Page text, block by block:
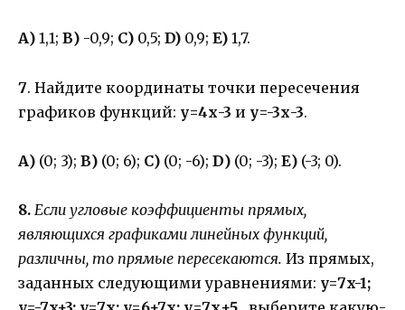
А) 1,1; В) -0,9; С) 0,5; D) 0,9; E) 1,7.
7. Найдите координаты точки пересечения
графиков функций: у=4х-3 и у=-3х-3.
А) (0; 3); B) (0; 6); C) (0; -6); D) (0; -3); E) (-3; 0).
8. Если угловые коэффициенты прямых,
являющихся графиками линейных функций,
различны, то прямые пересекаются. Из прямых,
заданных следующими уравнениями: y=7x-1;